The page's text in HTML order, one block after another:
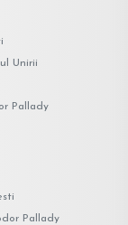
Unirii
Pallady
Pallady